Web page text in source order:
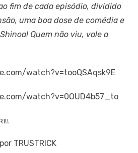
fim de cada episódio, dividido
uma boa dose de comédia e
Quem não viu, vale a
watch?v=tooQSAqsk9E
watch?v=0OUD4b57_to
TRUSTRICK